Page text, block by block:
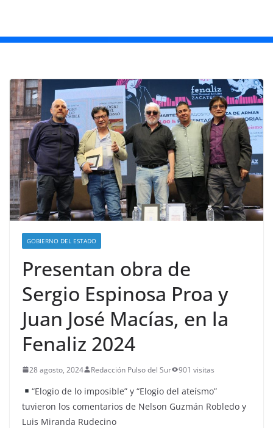
GOBIERNO DEL ESTADO
Presentan obra de
Sergio Espinosa Proa y
Juan José Macías, en la
Fenaliz 2024
28 agosto, 2024 Redacción Pulso del Sur 901 visitas
“Elogio de lo imposible” y “Elogio del ateísmo”
tuvieron los comentarios de Nelson Guzmán Robledo y
Luis Miranda Rudecino